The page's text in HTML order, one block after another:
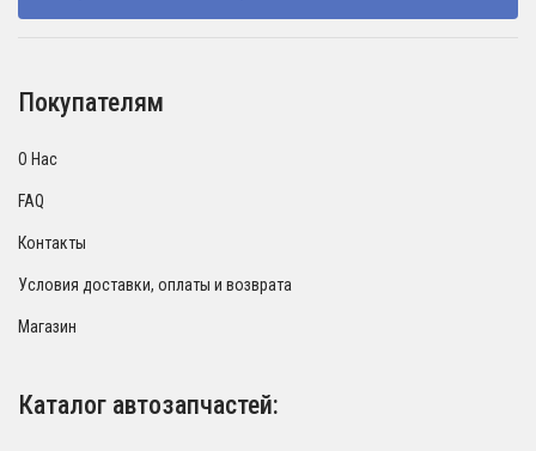
Покупателям
О Нас
FAQ
Контакты
Условия доставки, оплаты и возврата
Магазин
Каталог автозапчастей: